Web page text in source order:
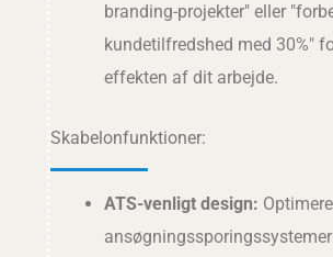
branding-projekter" eller
kundetilfredshed med 30%"
effekten af dit arbejde.
Skabelonfunktioner:
ATS-venligt design: